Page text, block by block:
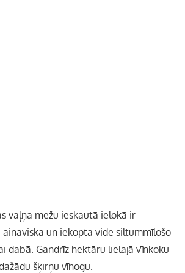
vaļņa mežu ieskautā ielokā ir
ainaviska un iekopta vide siltummīlošo
dabā. Gandrīz hektāru lielajā vīnkoku
šķirņu vīnogu.